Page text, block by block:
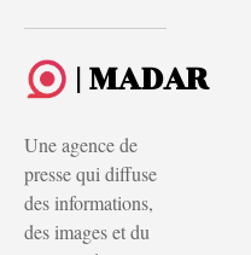
| MADAR
Une agence de
presse qui diffuse
des informations,
des images et du